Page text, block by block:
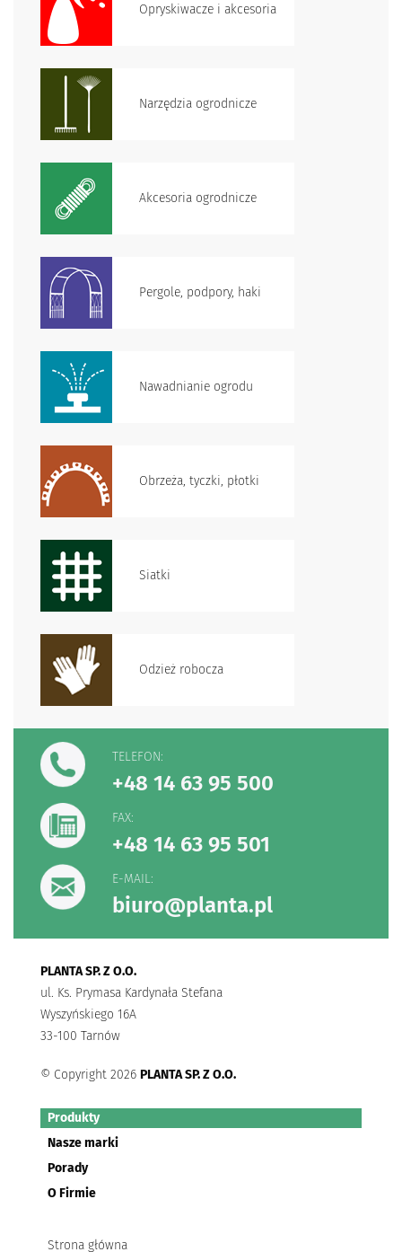
Opryskiwacze i akcesoria
Narzędzia ogrodnicze
Akcesoria ogrodnicze
Pergole, podpory, haki
Nawadnianie ogrodu
Obrzeża, tyczki, płotki
Siatki
Odzież robocza
TELEFON:
+48 14 63 95 500
FAX:
+48 14 63 95 501
E-MAIL:
biuro@planta.pl
PLANTA SP. Z O.O.
ul. Ks. Prymasa Kardynała Stefana
Wyszyńskiego 16A
33-100 Tarnów
© Copyright 2026 PLANTA SP. Z O.O.
Produkty
Nasze marki
Porady
O Firmie
Strona główna